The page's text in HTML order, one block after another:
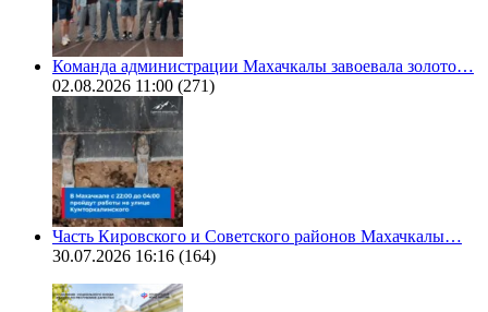
Команда администрации Махачкалы завоевала золото…
02.08.2026 11:00 (271)
Часть Кировского и Советского районов Махачкалы…
30.07.2026 16:16 (164)